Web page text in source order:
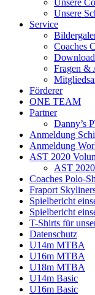
Unsere
Unsere
Service
Coaches
Fragen &
Förderer
ONE TEAM
Partner
Danny’s
Anmeldung
Anmeldung
AST 2020
AST
Coaches Polo-
Fraport
Spielbericht
Spielbericht
T-Shirts für
Datenschutz
U14m MTBA
U16m MTBA
U18m MTBA
U14m Basic
U16m Basic